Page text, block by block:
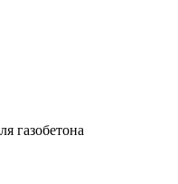
газобетона